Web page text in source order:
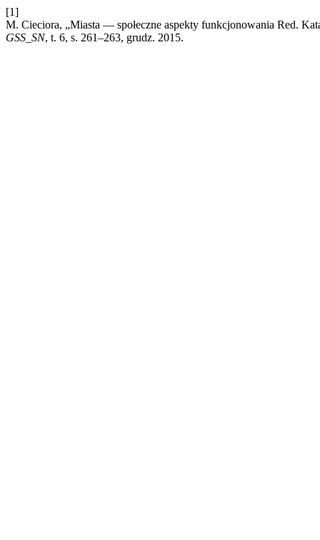
[1]
M. Cieciora, „Miasta — społeczne aspekty funkcjonowania Red.
GSS_SN, t. 6, s. 261–263, grudz. 2015.